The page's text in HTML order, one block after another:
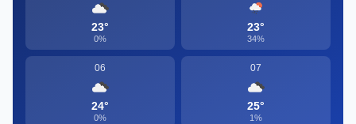
23°
0%
23°
34%
06
24°
0%
07
25°
1%